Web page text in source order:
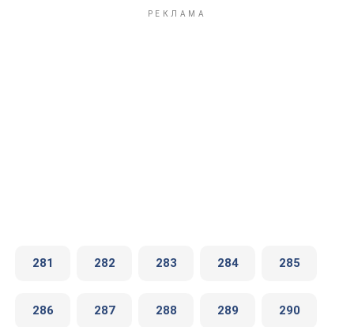
281 282 283 284 285
286 287 288 289 290